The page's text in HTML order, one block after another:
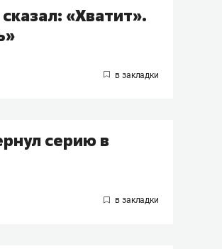
«Хватит».
серию в